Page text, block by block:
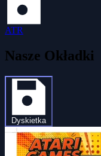
ATR
Nasze Okładki
Dyskietka